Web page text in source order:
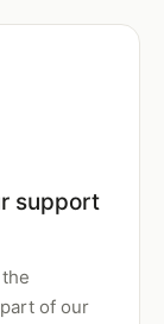
support
of our